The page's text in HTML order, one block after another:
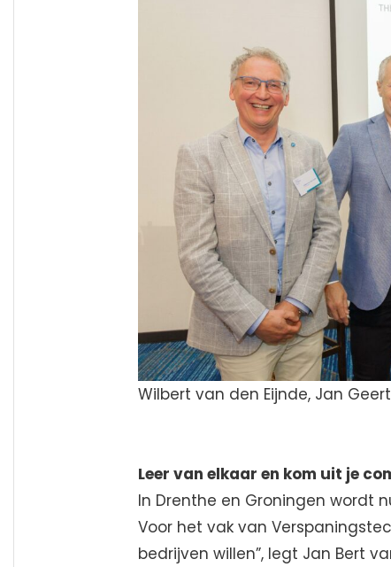
Wilbert van den Eijnde, Jan
Leer van elkaar en kom uit je
In Drenthe en Groningen wordt
Voor het vak van
bedrijven willen”, legt Jan Bert